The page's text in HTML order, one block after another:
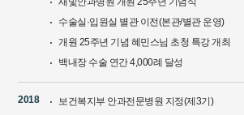
수술실·입원실 별관 이전(본관/별관 운영)
개원 25주년 기념 혜민스님 초청 특강 개최
백내장 수술 연간 4,000례 달성
2018
보건복지부 안과전문병원 지정(제3기)